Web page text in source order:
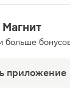
больше
приложение